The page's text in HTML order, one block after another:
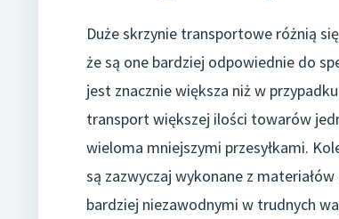
Duże skrzynie transportowe różnią
że są one bardziej odpowiednie do
jest znacznie większa niż w
transport większej ilości towarów
wieloma mniejszymi przesyłkami.
są zazwyczaj wykonane z
bardziej niezawodnymi w trudnych